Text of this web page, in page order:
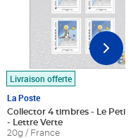
Livraison offerte
La Poste
Collector 4 timbres - Le Petit
- Lettre Verte
20g / France